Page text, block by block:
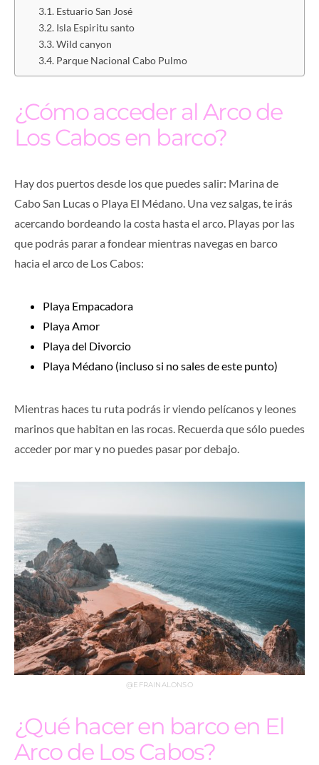
Estuario San José
Isla Espiritu santo
Wild canyon
Parque Nacional Cabo Pulmo
¿Cómo acceder al Arco de
Los Cabos en barco?
Hay dos puertos desde los que puedes salir: Marina de
Cabo San Lucas o Playa El Médano. Una vez salgas, te irás
acercando bordeando la costa hasta el arco. Playas por las
que podrás parar a fondear mientras navegas en barco
hacia el arco de Los Cabos:
Playa Empacadora
Playa Amor
Playa del Divorcio
Playa Médano (incluso si no sales de este punto)
Mientras haces tu ruta podrás ir viendo pelícanos y leones
marinos que habitan en las rocas. Recuerda que sólo puedes
acceder por mar y no puedes pasar por debajo.
@EFRAINALONSO
¿Qué hacer en barco en El
Arco de Los Cabos?